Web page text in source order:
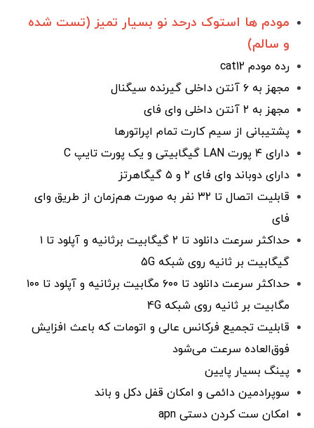
مودم ها استوک درحد نو بسیار تمیز (تست شده
و سالم)
رده مودم cat12
مجهز به ۶ آنتن داخلی گیرنده سیگنال
مجهز به ۲ آنتن داخلی وای فای
پشتیبانی از سیم کارت تمام اپراتورها
دارای ۴ پورت LAN گیگابیتی و یک پورت تایپ C
دارای دوباند وای فای ۲ و ۵ گیگاهرتز
قابلیت اتصال تا ۳۲ نفر به صورت هم‌زمان از طریق وای
فای
حداکثر سرعت دانلود تا ۲ گیگابیت برثانیه و آپلود تا ۱
گیگابیت بر ثانیه روی شبکه 5G
حداکثر سرعت دانلود تا ۶۰۰ مگابیت برثانیه و آپلود تا ۱۰۰
مگابیت بر ثانیه روی شبکه 4G
قابلیت تجمیع فرکانس عالی و اتومات که باعث افزایش
فوق‌العاده سرعت می‌شود
پینگ بسیار پایین
سوپرادمین دائمی و امکان قفل دکل و باند
امکان ست کردن دستی apn